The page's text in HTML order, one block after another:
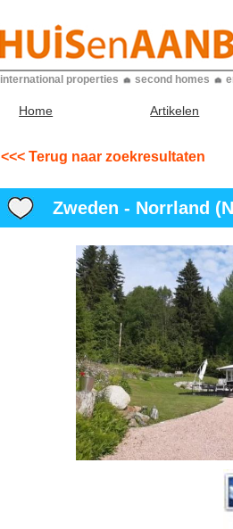
international properties second homes
Home Artikelen
<<< Terug naar zoekresultaten
Zweden - Norrland